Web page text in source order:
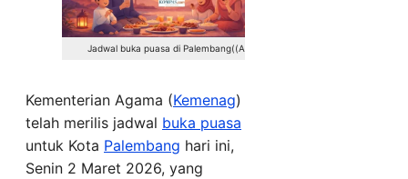
Jadwal buka puasa di Palembang((AI))
Kementerian Agama (Kemenag)
telah merilis jadwal buka puasa
untuk Kota Palembang hari ini,
Senin 2 Maret 2026, yang